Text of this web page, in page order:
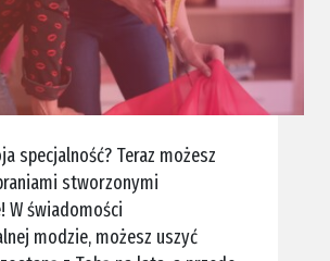
specjalność? Teraz możesz
stworzonymi
W świadomości
modzie, możesz uszyć